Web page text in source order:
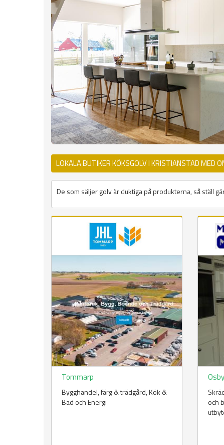
LOKALA BUTIKER KÖKSGOLV I KRISTIANSTAD MED
De som säljer golv är duktiga på produkterna, så ställ
Tommarp
Bygghandel, färg & trädgård​, Kök &
Bad och Energi
Osby
och